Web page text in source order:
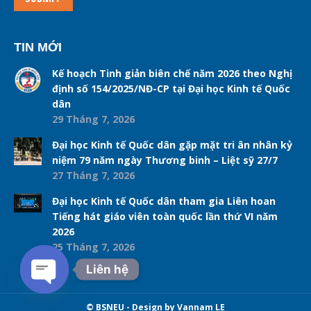
TIN MỚI
Kế hoạch Tinh giản biên chế năm 2026 theo Nghị
định số 154/2025/NĐ-CP tại Đại học Kinh tế Quốc
dân
29 Tháng 7, 2026
Đại học Kinh tế Quốc dân gặp mặt tri ân nhân kỷ
niệm 79 năm ngày Thương binh – Liệt sỹ 27/7
27 Tháng 7, 2026
Đại học Kinh tế Quốc dân tham gia Liên hoan
Tiếng hát giáo viên toàn quốc lần thứ VI năm
2026
25 Tháng 7, 2026
© BSNEU - Design by Vannam LE
Liên hệ